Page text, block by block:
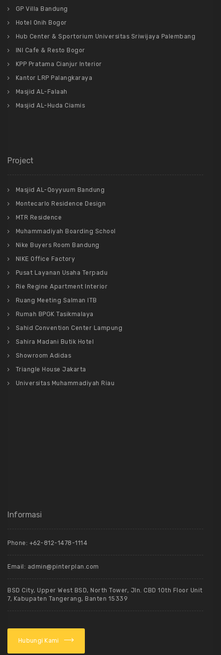
GP Villa Bandung
Hotel Onih Bogor
Hub Center & Sportorium Universitas Sriwijaya Palembang
INI Cafe & Resto Bogor
KPP Pratama Cianjur Interior
Kantor LRP Palangkaraya
Masjid AL-Falaah
Masjid AL-Huda Ciamis
Project
Masjid AL-Qoyyuum Bandung
Montecarlo Residence Design
MTR Residence
Muhammadiyah Boarding School
Nike Buyers Room Bandung
NIKE Office Factory
Pusat Layanan Usaha Terpadu
Rie Regine Apartment Interior
Ruang Meeting Salman ITB
Rumah BPGK Tasikmalaya
Sahid Convention Center Lampung
Sahira Madani Butik Hotel
Showroom Adidas
Triangle House Jakarta
Universitas Muhammadiyah Riau
Informasi
Phone: +62-812-1478-1114
Email: admin@pinterplan.com
BSD City, Upper West BSD, North Tower, Jln. CBD 10th Floor Unit
7, Kabupaten Tangerang, Banten 15339
Hubungi Kami